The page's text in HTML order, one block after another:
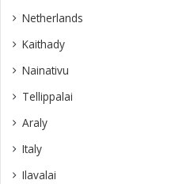
Netherlands
Kaithady
Nainativu
Tellippalai
Araly
Italy
Ilavalai